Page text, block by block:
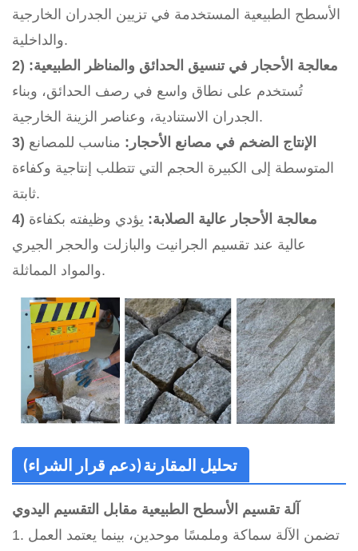
الأسطح الطبيعية المستخدمة في تزيين الجدران الخارجية
والداخلية.
2) معالجة الأحجار في تنسيق الحدائق والمناظر الطبيعية:
تُستخدم على نطاق واسع في رصف الحدائق، وبناء
الجدران الاستنادية، وعناصر الزينة الخارجية.
3) الإنتاج الضخم في مصانع الأحجار: مناسب للمصانع
المتوسطة إلى الكبيرة الحجم التي تتطلب إنتاجية وكفاءة
ثابتة.
4) معالجة الأحجار عالية الصلابة: يؤدي وظيفته بكفاءة
عالية عند تقسيم الجرانيت والبازلت والحجر الجيري
والمواد المماثلة.
تحليل المقارنة (دعم قرار الشراء)
آلة تقسيم الأسطح الطبيعية مقابل التقسيم اليدوي
1. تضمن الآلة سماكة وملمسًا موحدين، بينما يعتمد العمل